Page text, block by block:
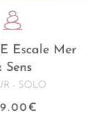
Escale Mer
Sens
- SOLO
€